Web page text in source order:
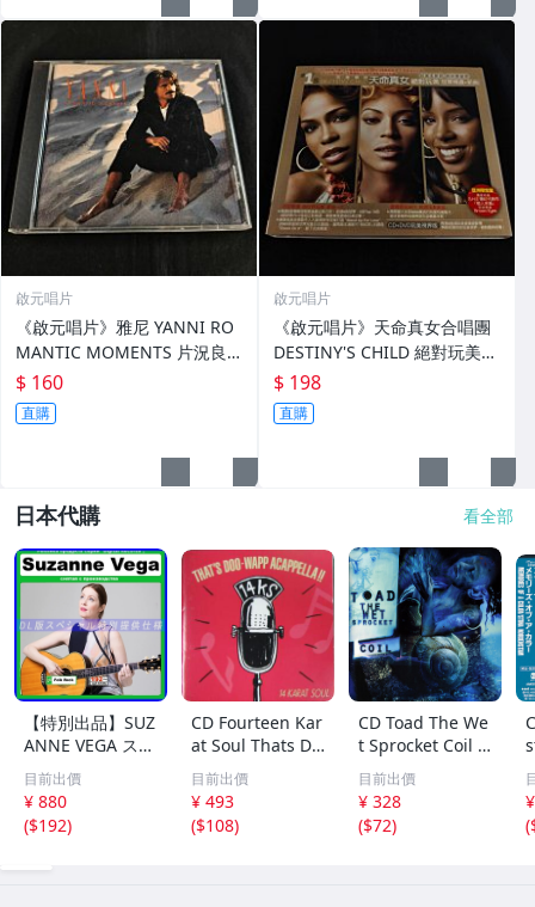
啟元唱片
《啟元唱片》雅尼 YANNI RO
MANTIC MOMENTS 片況良
好
$ 160
直購
啟元唱片
《啟元唱片》天命真女合唱團
DESTINY'S CHILD 絕對玩美
冠軍精選+新曲 #1'S 亞洲限定
盤,有紙盒+DVD+回函卡 輕微
細紋
$ 198
直購
日本代購 看全部
【特別出品】SUZ
ANNE VEGA スザ
ンヌ・ヴェガ 精
選集 100歌 音楽D
L(MP3CD)☆
目前出價
¥ 880
($192)
CD Fourteen Kar
at Soul Thats Do
o-Wapp Acappel
la PCCY00374 Ca
nyon Internatio
nal /00110
目前出價
¥ 493
($108)
CD Toad The We
t Sprocket Coil C
K67862 Columbi
a /00110
目前出價
¥ 328
($72)
(